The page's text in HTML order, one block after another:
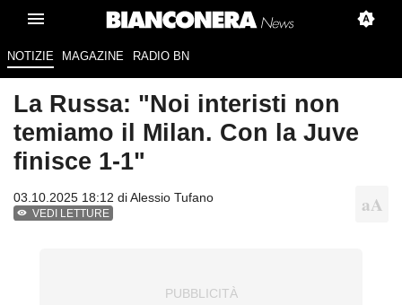
NOTIZIE MAGAZINE RADIO BN
La Russa: "Noi interisti non
temiamo il Milan. Con la Juve
finisce 1-1"
03.10.2025 18:12 diAlessio Tufano
VEDI LETTURE